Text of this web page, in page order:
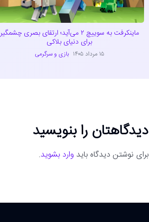
ماینکرفت به سوییچ ۲ می‌آید؛ ارتقای بصری چشمگیر
برای دنیای بلاکی
۱۵ مرداد ۱۴۰۵ بازی و سرگرمی
دیدگاهتان را بنویسید
برای نوشتن دیدگاه بایدوارد بشوید.